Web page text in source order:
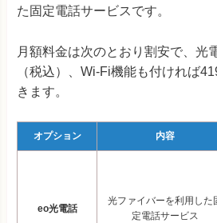
た固定電話サービスです。
月額料金は次のとおり割安で、光
（税込）、Wi-Fi機能も付ければ
きます。
オプション 内容
eo光電話
光ファイバーを利用した
定電話サービス